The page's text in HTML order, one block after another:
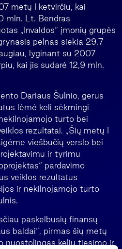
metų I ketvirčiu, kai
mln. Lt. Bendras
„Invaldos“ įmonių grupės
pelnas siekia 29,7
lyginant su 2007
kai jis sudarė 12,9 mln.
Dariaus Šulnio, gerus
lėmė keli sėkmingi
turto bei
rezultatai. „Šių metų I
viešbučių verslo bei
ir tyrimu
pardavimo
veiklos rezultatus
ir nekilnojamojo turto
paskelbusių finansų
baldai“, pirmas šių metų
nuostolingas kelių tiesimo ir